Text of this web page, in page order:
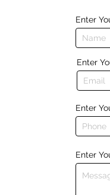
Enter
Enter
Enter
Enter